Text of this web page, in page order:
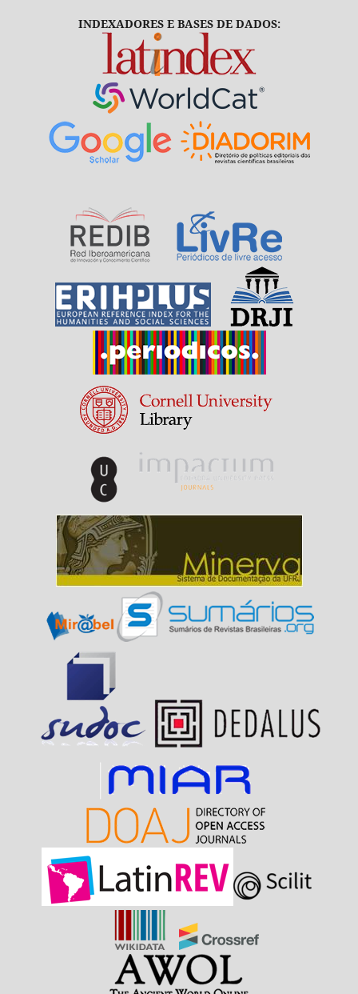
INDEXADORES E BASES DE DADOS: